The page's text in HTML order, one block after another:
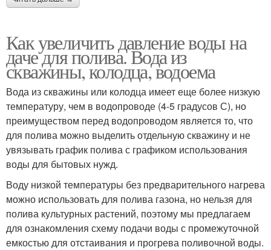
Как увеличить давление воды на
даче для полива. Вода из
скважины, колодца, водоема
Вода из скважины или колодца имеет еще более низкую
температуру, чем в водопроводе (4-5 градусов С), но
преимуществом перед водопроводом является то, что
для полива можно выделить отдельную скважину и не
увязывать график полива с графиком использования
воды для бытовых нужд.
Воду низкой температуры без предварительного нагрева
можно использовать для полива газона, но нельзя для
полива культурных растений, поэтому мы предлагаем
для ознакомления схему подачи воды с промежуточной
емкостью для отстаивания и прогрева поливочной воды.